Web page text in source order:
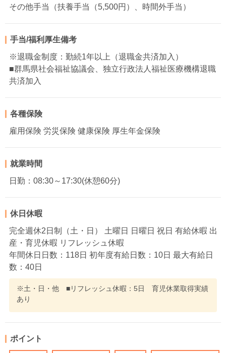
その他手当（扶養手当（5,500円）、時間外手当）
手当/福利厚生備考
※退職金制度：勤続1年以上（退職金共済加入）
■群馬県社会福祉協議会、独立行政法人福祉医療機構退職
共済加入
各種保険
雇用保険 労災保険 健康保険 厚生年金保険
就業時間
日勤：08:30～17:30(休憩60分)
休日休暇
完全週休2日制（土・日） 土曜日 日曜日 祝日 有給休暇 出
産・育児休暇 リフレッシュ休暇
年間休日日数：118日 初年度有給日数：10日 最大有給日
数：40日
※土・日・他 ■リフレッシュ休暇：5日 育児休業取得実績
あり
ポイント